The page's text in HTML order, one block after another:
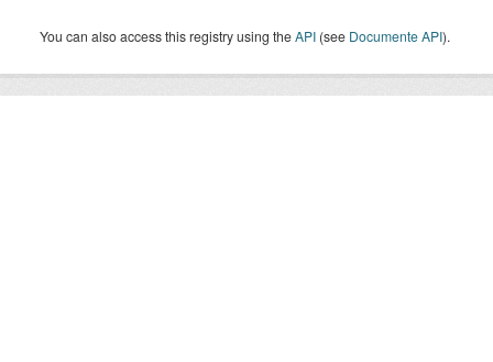
You can also access this registry using theAPI (see Documente API).